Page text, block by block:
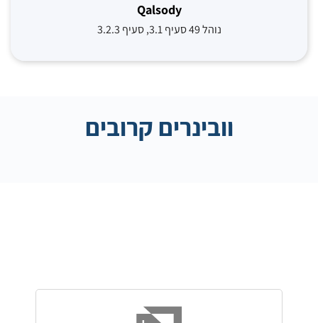
Qalsody
נוהל 49 סעיף 3.1, סעיף 3.2.3
וובינרים קרובים